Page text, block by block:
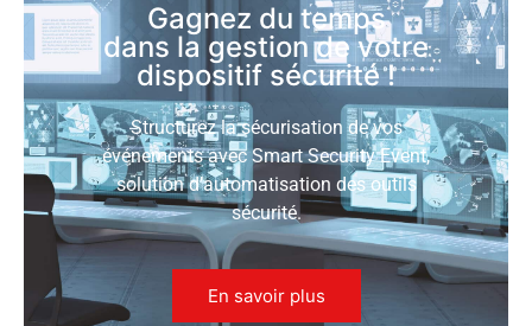
Gagnez du temps
dans la gestion de votre
dispositif sécurité !
Structurez la sécurisation de vos
événements avec Smart Security Event,
solution d’automatisation des outils
sécurité.
En savoir plus